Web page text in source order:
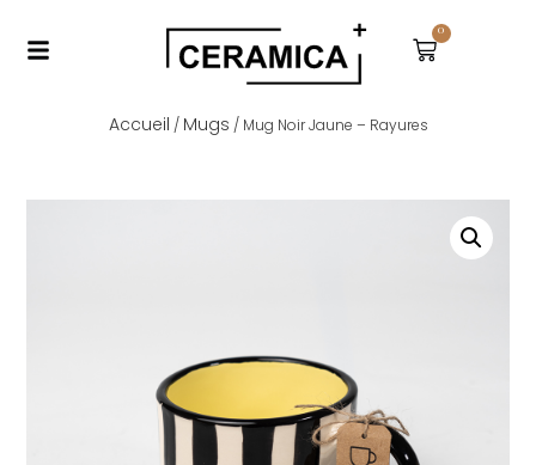
0
Accueil / Mugs / Mug Noir Jaune – Rayures